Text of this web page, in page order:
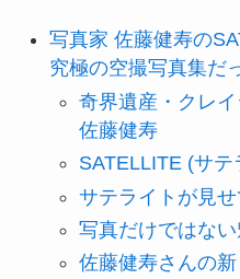
写真家 佐藤健寿の
究極の空撮写真集だ
奇界遺産・クレ
佐藤健寿
SATELLITE (サテ
サテライトが見
写真だけではない
佐藤健寿さんの